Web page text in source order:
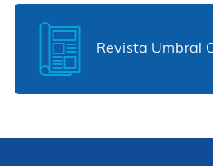
Revista Umbral